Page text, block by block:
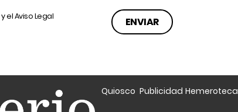
y elAviso Legal
Quiosco Publicidad Hemeroteca